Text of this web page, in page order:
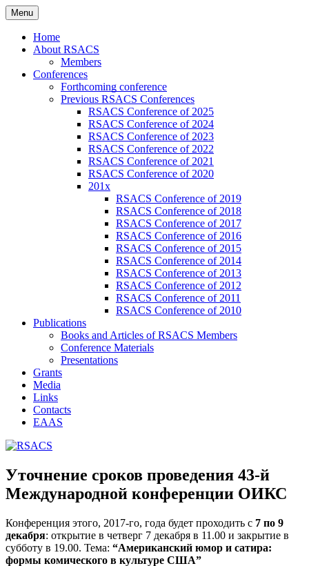
Skip
to
content
RSACS
Studies
Menu
Home
About RSACS
Members
Conferences
Forthcoming conference
Previous RSACS Conferences
RSACS Conference of 2025
RSACS Conference of 2024
RSACS Conference of 2023
RSACS Conference of 2022
RSACS Conference of 2021
RSACS Conference of 2020
201x
RSACS Conference of 2019
RSACS Conference of 2018
RSACS Conference of 2017
RSACS Conference of 2016
RSACS Conference of 2015
RSACS Conference of 2014
RSACS Conference of 2013
RSACS Conference of 2012
RSACS Conference of 2011
RSACS Conference of 2010
Publications
Books and Articles of RSACS Members
Conference Materials
Presentations
Grants
Media
Links
Contacts
EAAS
Уточнение сроков проведения 43-й
Международной конференции ОИКС
Конференция этого, 2017-го, года будет проходить с 7 по 9
декабря: открытие в четверг 7 декабря в 11.00 и закрытие в
субботу в 19.00. Тема: “Американский юмор и сатира:
формы комического в культуре США”